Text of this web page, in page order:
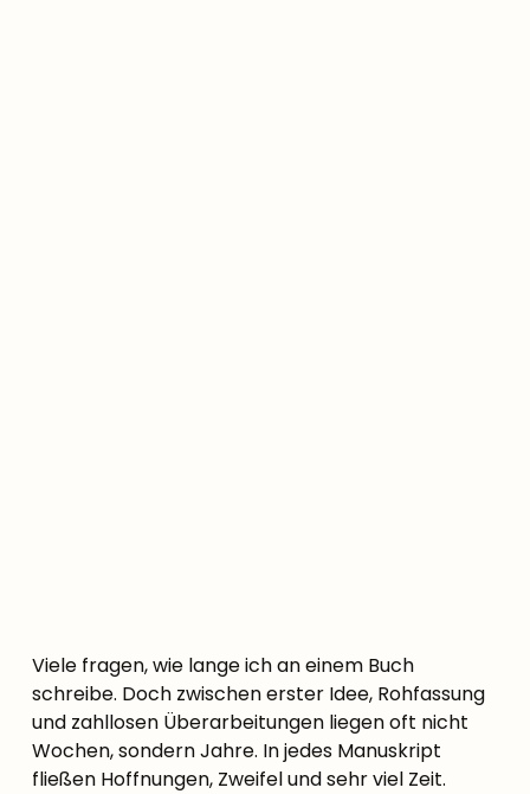
Viele fragen, wie lange ich an einem Buch
schreibe. Doch zwischen erster Idee, Rohfassung
und zahllosen Überarbeitungen liegen oft nicht
Wochen, sondern Jahre. In jedes Manuskript
fließen Hoffnungen, Zweifel und sehr viel Zeit.